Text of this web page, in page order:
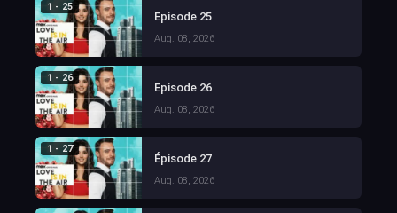
1 - 25
Episode 25
Aug. 08, 2026
1 - 26
Episode 26
Aug. 08, 2026
1 - 27
Épisode 27
Aug. 08, 2026